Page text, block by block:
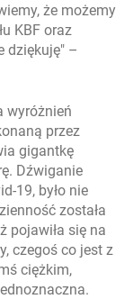
że możemy
KBF oraz
dziękuję –
wyróżnień
przez
gigantkę
Dźwiganie
19, było nie
została
pojawiła się na
czegoś co jest z
ciężkim,